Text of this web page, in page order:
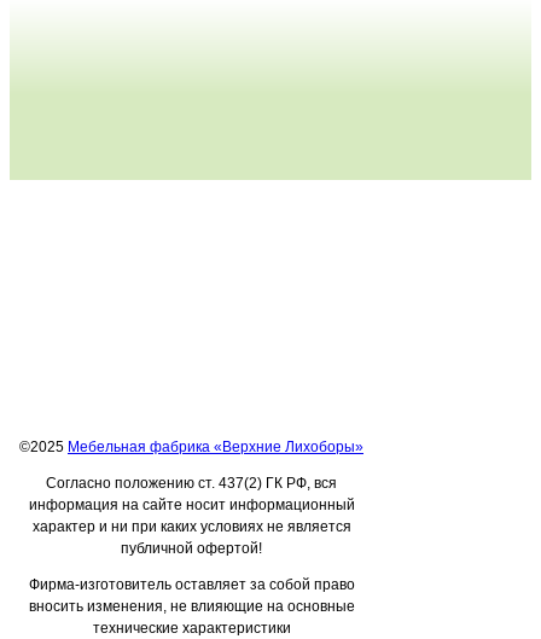
©2025 Мебельная фабрика «Верхние Лихоборы»
Согласно положению ст. 437(2) ГК РФ, вся
информация на сайте носит информационный
характер и ни при каких условиях не является
публичной офертой!
Фирма-изготовитель оставляет за собой право
вносить изменения, не влияющие на основные
технические характеристики